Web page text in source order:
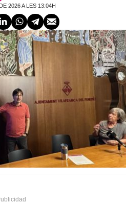
2026 A LES 13:04H